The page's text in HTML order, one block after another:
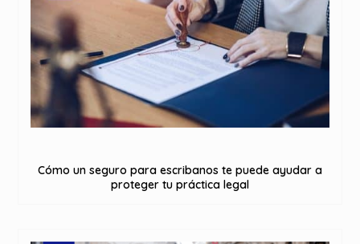
Cómo un seguro para escribanos te puede ayudar a
proteger tu práctica legal